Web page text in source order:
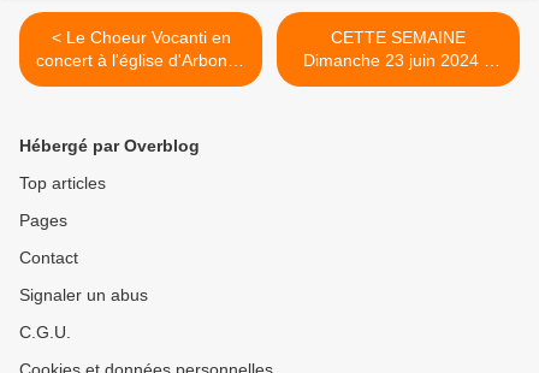
< Le Choeur Vocanti en
concert à l'église d'Arbonne
vendredi 14 juin à 4 20:30
CETTE SEMAINE
Dimanche 23 juin 2024 –
12è TO >
Hébergé par Overblog
Top articles
Pages
Contact
Signaler un abus
C.G.U.